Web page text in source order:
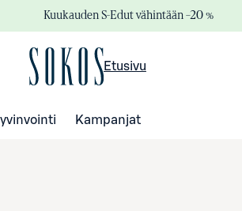
Kuukauden S-Edut vähintään –20 %
Etusivu
Kampanjat